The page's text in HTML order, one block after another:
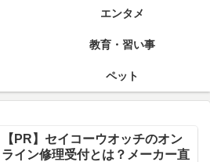
エンタメ
教育・習い事
ペット
【PR】セイコーウオッチのオン
ライン修理受付とは？メーカー直